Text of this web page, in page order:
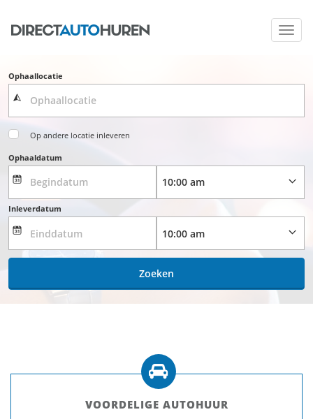
Ophaallocatie
Op andere locatie inleveren
Ophaaldatum
Inleverdatum
Zoeken
VOORDELIGE AUTOHUUR